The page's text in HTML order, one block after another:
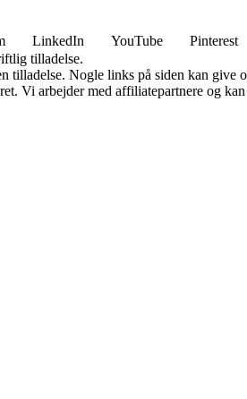
LinkedIn YouTube Pinterest
tilladelse.
tilladelse. Nogle links på siden kan give
Vi arbejder med affiliatepartnere og